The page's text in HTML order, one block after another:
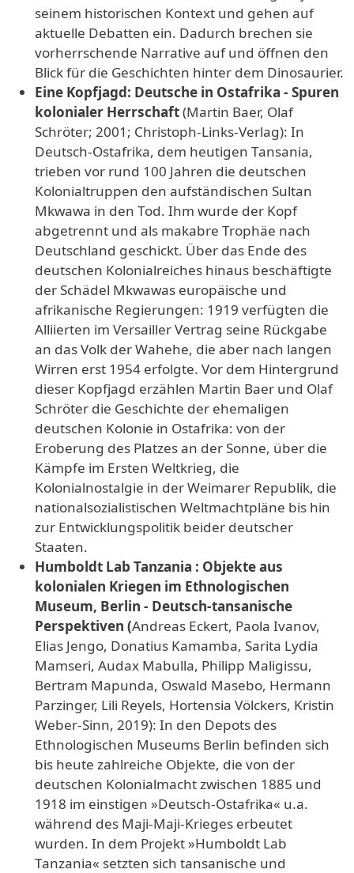
seinem historischen Kontext und gehen auf
aktuelle Debatten ein. Dadurch brechen sie
vorherrschende Narrative auf und öffnen den
Blick für die Geschichten hinter dem Dinosaurier.
Eine Kopfjagd: Deutsche in Ostafrika - Spuren
kolonialer Herrschaft(Martin Baer, Olaf
Schröter; 2001; Christoph-Links-Verlag): In
Deutsch-Ostafrika, dem heutigen Tansania,
trieben vor rund 100 Jahren die deutschen
Kolonialtruppen den aufständischen Sultan
Mkwawa in den Tod. Ihm wurde der Kopf
abgetrennt und als makabre Trophäe nach
Deutschland geschickt. Über das Ende des
deutschen Kolonialreiches hinaus beschäftigte
der Schädel Mkwawas europäische und
afrikanische Regierungen: 1919 verfügten die
Alliierten im Versailler Vertrag seine Rückgabe
an das Volk der Wahehe, die aber nach langen
Wirren erst 1954 erfolgte. Vor dem Hintergrund
dieser Kopfjagd erzählen Martin Baer und Olaf
Schröter die Geschichte der ehemaligen
deutschen Kolonie in Ostafrika: von der
Eroberung des Platzes an der Sonne, über die
Kämpfe im Ersten Weltkrieg, die
Kolonialnostalgie in der Weimarer Republik, die
nationalsozialistischen Weltmachtpläne bis hin
zur Entwicklungspolitik beider deutscher
Staaten.
Humboldt Lab Tanzania : Objekte aus
kolonialen Kriegen im Ethnologischen
Museum, Berlin - Deutsch-tansanische
Perspektiven (Andreas Eckert, Paola Ivanov,
Elias Jengo, Donatius Kamamba, Sarita Lydia
Mamseri, Audax Mabulla, Philipp Maligissu,
Bertram Mapunda, Oswald Masebo, Hermann
Parzinger, Lili Reyels, Hortensia Völckers, Kristin
Weber-Sinn, 2019): In den Depots des
Ethnologischen Museums Berlin befinden sich
bis heute zahlreiche Objekte, die von der
deutschen Kolonialmacht zwischen 1885 und
1918 im einstigen »Deutsch-Ostafrika« u.a.
während des Maji-Maji-Krieges erbeutet
wurden. In dem Projekt »Humboldt Lab
Tanzania« setzten sich tansanische und